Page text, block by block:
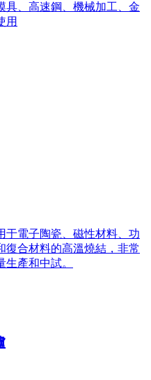
具、高速鋼、機械加工、金
用
于電子陶瓷、磁性材料、功
復合材料的高溫燒結，非常
產和中試。